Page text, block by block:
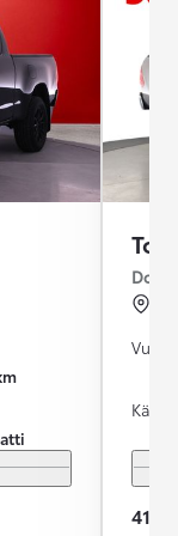
41